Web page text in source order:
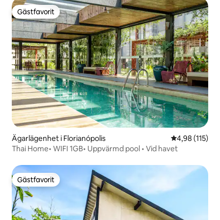
Gästfavorit
Gästfavorit
Ägarlägenhet i Florianópolis 4,98 av 5 i
4,98 (115)
Thai Home• WIFI 1GB• Uppvärmd pool • Vid havet
Gästfavorit
Gästfavorit